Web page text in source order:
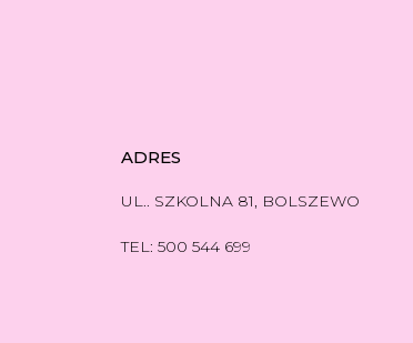
ADRES
UL.. SZKOLNA 81, BOLSZEWO
TEL: 500 544 699